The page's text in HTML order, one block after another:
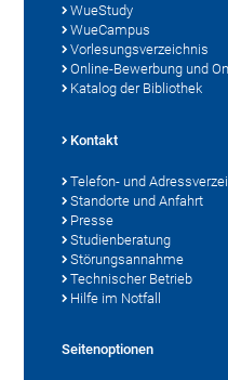
WueStudy
WueCampus
Vorlesungsverzeichnis
Online-Bewerbung und
Katalog der Bibliothek
Kontakt
Telefon- und
Standorte und Anfahrt
Presse
Studienberatung
Störungsannahme
Technischer Betrieb
Hilfe im Notfall
Seitenoptionen